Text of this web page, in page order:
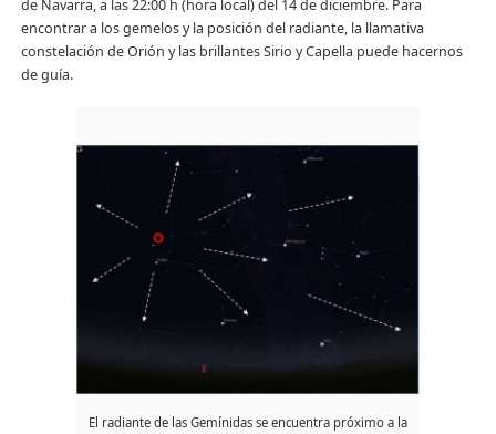
de Navarra, a las 22:00 h (hora local) del 14 de diciembre. Para
encontrar a los gemelos y la posición del radiante, la llamativa
constelación de Orión y las brillantes Sirio y Capella puede hacernos
de guía.
El radiante de las Gemínidas se encuentra próximo a la